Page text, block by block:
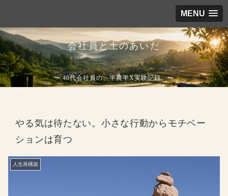
MENU
会社員と土のあいだ
〜 40代会社員の、半農半X実験記録。〜
やる気は待たない。小さな行動からモチベー
ションは育つ
人生再構築